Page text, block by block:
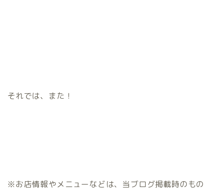
それでは、また！
※お店情報やメニューなどは、当ブログ掲載時のもの